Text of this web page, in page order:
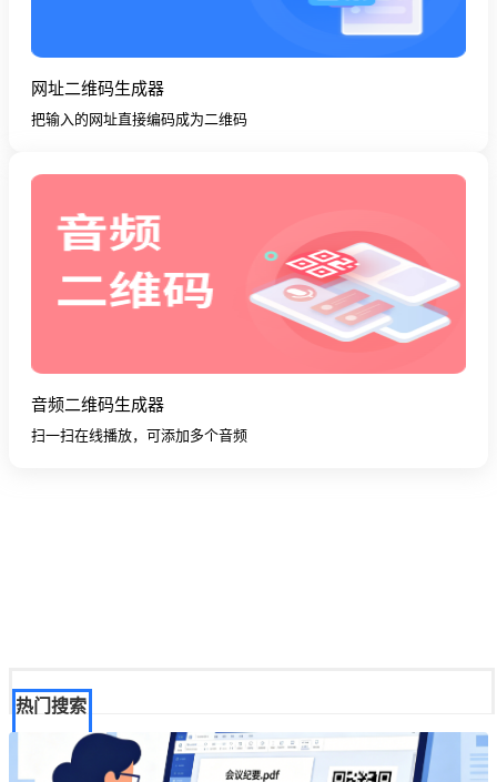
网址二维码生成器
把输入的网址直接编码成为二维码
音频二维码生成器
扫一扫在线播放，可添加多个音频
热门搜索